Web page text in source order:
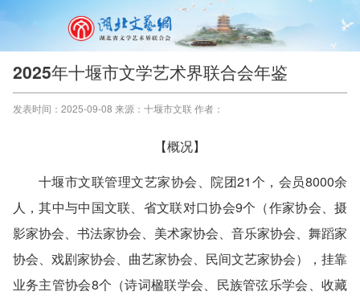
2025年十堰市文学艺术界联合会年鉴
发表时间：2025-09-08 来源：十堰市文联 作者：
【概况】
十堰市文联管理文艺家协会、院团21个，会员8000余
人，其中与中国文联、省文联对口协会9个（作家协会、摄
影家协会、书法家协会、美术家协会、音乐家协会、舞蹈家
协会、戏剧家协会、曲艺家协会、民间文艺家协会），挂靠
业务主管协会8个（诗词楹联学会、民族管弦乐学会、收藏